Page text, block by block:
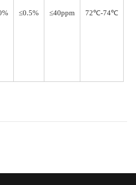
≤0.5% ≤40ppm 72℃-74℃